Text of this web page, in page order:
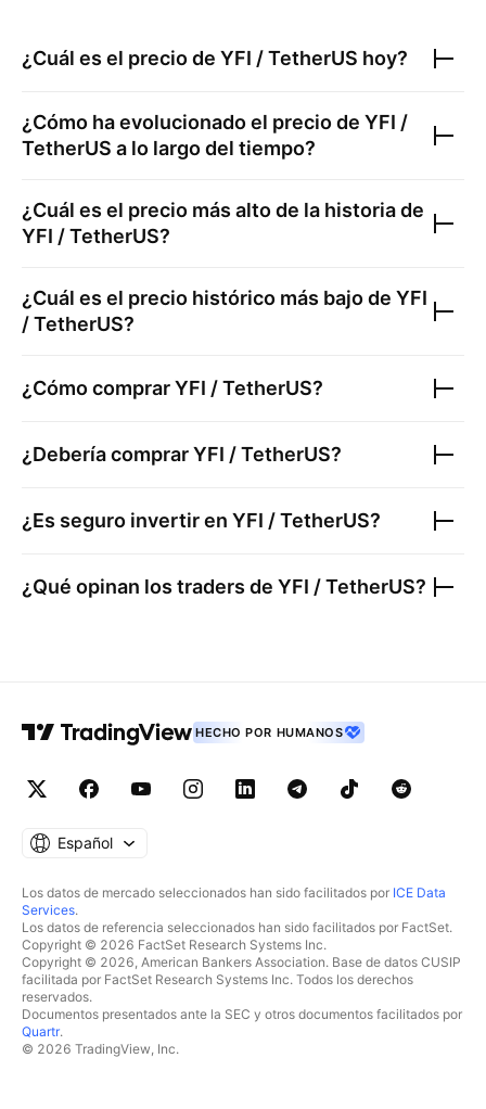
¿Cuál es el precio de YFI / TetherUS hoy?
¿Cómo ha evolucionado el precio de YFI /
TetherUS a lo largo del tiempo?
¿Cuál es el precio más alto de la historia de
YFI / TetherUS?
¿Cuál es el precio histórico más bajo de YFI
/ TetherUS?
¿Cómo comprarYFI / TetherUS?
¿Debería comprarYFI / TetherUS?
¿Es seguro invertir en YFI / TetherUS?
¿Qué opinan los traders de YFI / TetherUS?
HECHO POR HUMANOS
Español
Los datos de mercado seleccionados han sido facilitados por ICE Data
Services.
Los datos de referencia seleccionados han sido facilitados por FactSet.
Copyright © 2026 FactSet Research Systems Inc.
Copyright © 2026, American Bankers Association. Base de datos CUSIP
facilitada por FactSet Research Systems Inc. Todos los derechos
reservados.
Documentos presentados ante la SEC y otros documentos facilitados por
Quartr.
© 2026 TradingView, Inc.